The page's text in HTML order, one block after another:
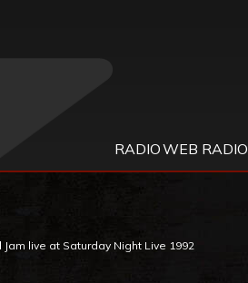
RADIOWEB RADIO
Jam live at Saturday Night Live 1992